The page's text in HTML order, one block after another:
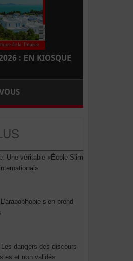
: EN KIOSQUE
Une véritable «École Slim
s’en prend
dangers des discours
et non validés